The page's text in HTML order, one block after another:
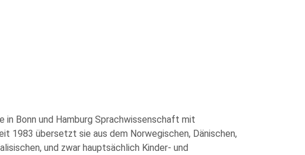
Bonn und Hamburg Sprachwissenschaft mit
1983 übersetzt sie aus dem Norwegischen, Dänischen,
und zwar hauptsächlich Kinder- und